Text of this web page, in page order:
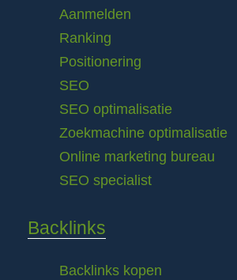
Aanmelden
Ranking
Positionering
SEO
SEO optimalisatie
Zoekmachine optimalisatie
Online marketing bureau
SEO specialist
Backlinks
Backlinks kopen